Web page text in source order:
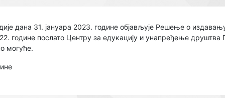
дана 31. јануара 2023. године објављује Решење о
године послато Центру за едукацију и унапређење друштва
могуће.